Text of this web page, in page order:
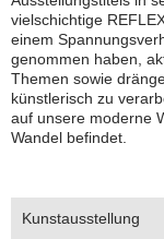
vielschichtige
einem
genommen haben,
Themen sowie
künstlerisch zu
auf unsere moderne
Wandel befindet.
Kunstausstellung